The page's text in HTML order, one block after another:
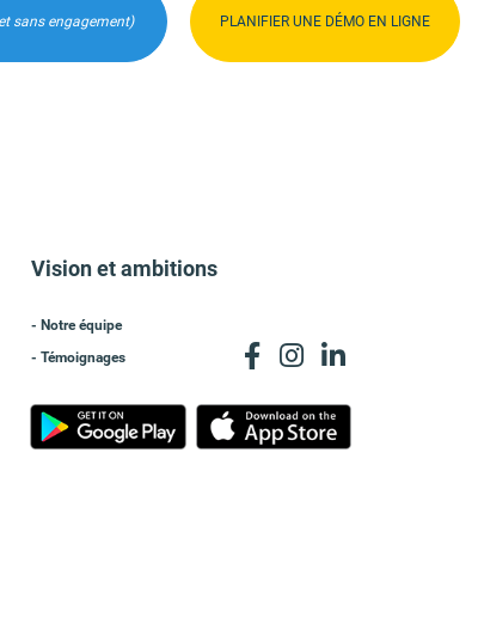
sans engagement) PLANIFIER UNE DÉMO EN LIGNE
Vision et ambitions
- Notre équipe
- Témoignages